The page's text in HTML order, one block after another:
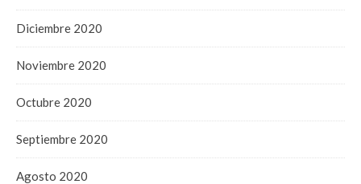
Diciembre 2020
Noviembre 2020
Octubre 2020
Septiembre 2020
Agosto 2020